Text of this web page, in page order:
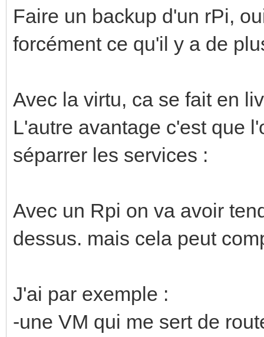
Faire un backup d'un rPi,
forcément ce qu'il y a de
Avec la virtu, ca se fait en
L'autre avantage c'est que
séparrer les services :
Avec un Rpi on va avoir
dessus. mais cela peut
J'ai par exemple :
-une VM qui me sert de